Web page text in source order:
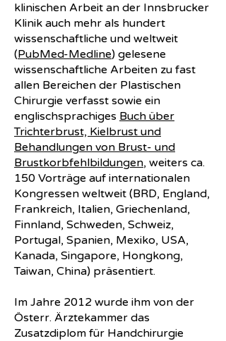
klinischen Arbeit an der Innsbrucker
Klinik auch mehr als hundert
wissenschaftliche und weltweit
(PubMed-Medline) gelesene
wissenschaftliche Arbeiten zu fast
allen Bereichen der Plastischen
Chirurgie verfasst sowie ein
englischsprachiges Buch über
Trichterbrust, Kielbrust und
Behandlungen von Brust- und
Brustkorbfehlbildungen, weiters ca.
150 Vorträge auf internationalen
Kongressen weltweit (BRD, England,
Frankreich, Italien, Griechenland,
Finnland, Schweden, Schweiz,
Portugal, Spanien, Mexiko, USA,
Kanada, Singapore, Hongkong,
Taiwan, China) präsentiert.
Im Jahre 2012 wurde ihm von der
Österr. Ärztekammer das
Zusatzdiplom für Handchirurgie